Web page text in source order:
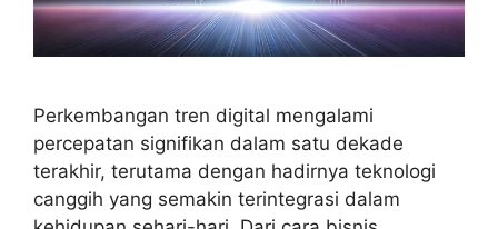
Perkembangan tren digital mengalami
percepatan signifikan dalam satu dekade
terakhir, terutama dengan hadirnya teknologi
canggih yang semakin terintegrasi dalam